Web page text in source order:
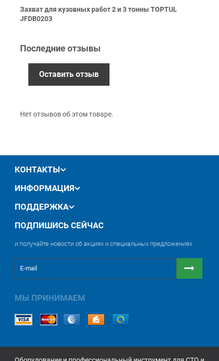
Наличными
Приватбанк
Безналичный расчет (с НДС)
12 месяцев официальной гарантии от
Захват для кузовных работ 2 и 3 тонны TOPTUL
JFDB0203
Последние отзывы
Оставить отзыв
Нет отзывов об этом товаре.
КОНТАКТЫ
ИНФОРМАЦИЯ
ПОДДЕРЖКА
ПОДПИШИСЬ СЕЙЧАС
и получайте новости об акциях и специальных предложениях
МЫ ПРИНИМАЕМ